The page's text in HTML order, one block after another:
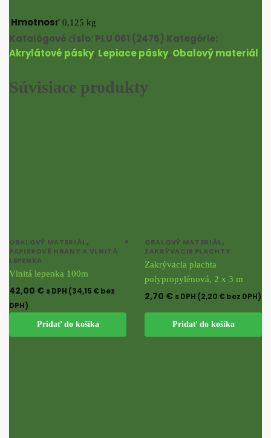
Hmotnosť 0,125 kg
Katalógové číslo: PLU 061 (2475) Kategórie:
Akrylátové pásky, Lepiace pásky, Obalový materiál
Súvisiace produkty
OBALOVÝ MATERIÁL,
PAPIEROVÉ HRANY A VLNITÁ
LEPENKA
Vlnitá lepenka 100m
42,00 € s DPH (34,15 €bez
DPH)
Pridať do košíka
OBALOVÝ MATERIÁL,
ZAKRÝVACIE PLACHTY
Zakrývacia plachta
polypropylénová, 2 x 3 m
2,70 € s DPH (2,20 €bez DPH)
Pridať do košíka